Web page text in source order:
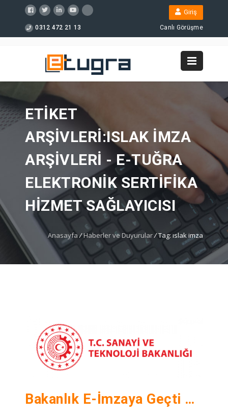
Giriş
0312 472 21 13 Canlı Görüşme
ETIKET
ARŞIVLERI:ISLAK IMZA
ARŞIVLERI - E-TUĞRA
ELEKTRONIK SERTIFIKA
HIZMET SAĞLAYICISI
Anasayfa/Haberler ve Duyurular/Tag: ıslak imza
Bakanlık E-İmzaya Geçti Noter Masrafları Azaldı